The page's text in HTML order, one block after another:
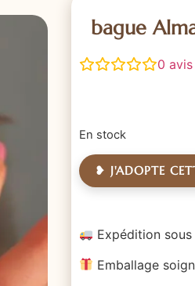
bague
0 avis
En stock
❥ J'ADOPTE
Expédition
Emballage